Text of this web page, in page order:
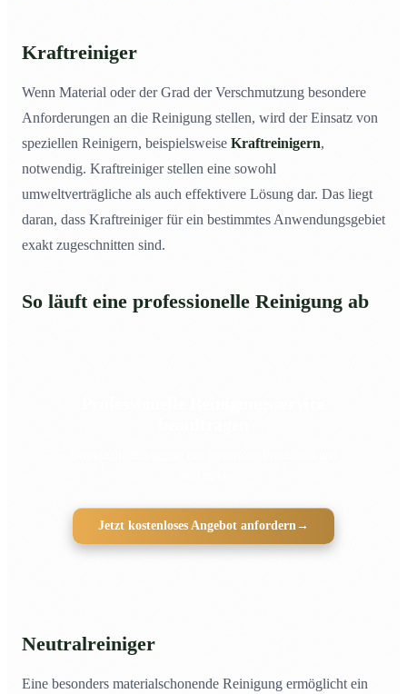
Kraftreiniger
Wenn Material oder der Grad der Verschmutzung besondere
Anforderungen an die Reinigung stellen, wird der Einsatz von
speziellen Reinigern, beispielsweise Kraftreinigern,
notwendig. Kraftreiniger stellen eine sowohl
umweltverträgliche als auch effektivere Lösung dar. Das liegt
daran, dass Kraftreiniger für ein bestimmtes Anwendungsgebiet
exakt zugeschnitten sind.
So läuft eine professionelle Reinigung ab
Jetzt kostenloses Angebot anfordern→
Neutralreiniger
Eine besonders materialschonende Reinigung ermöglicht ein